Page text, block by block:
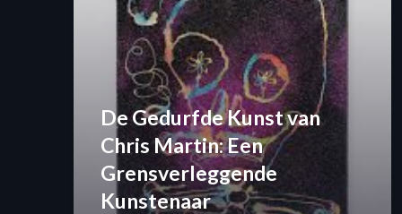
De Gedurfde Kunst van
Chris Martin: Een
Grensverleggende
Kunstenaar